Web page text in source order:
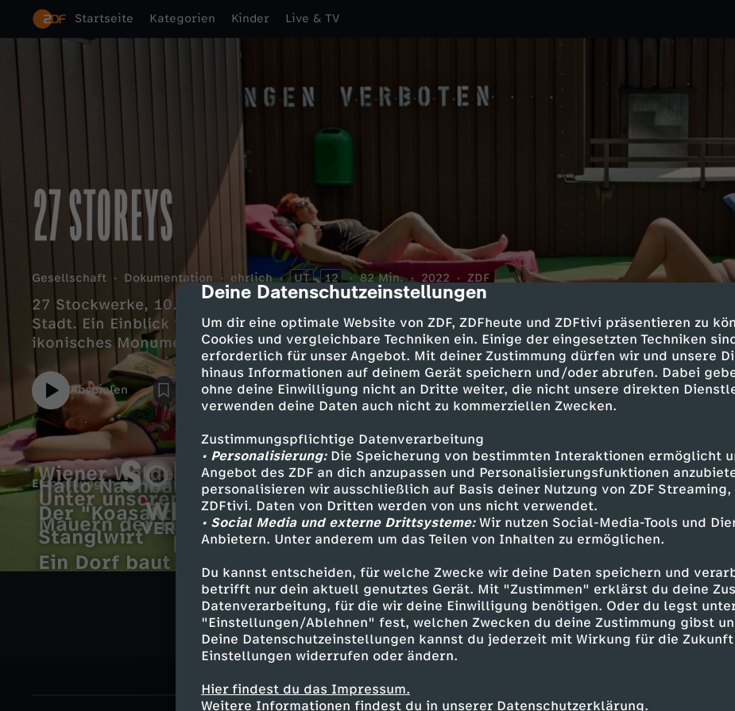
cmp-dialog-description
Deine Datenschutzeinstellungen
Um dir eine optimale Website von ZDF, ZDFheute und ZDFtivi präsentieren zu
Cookies und vergleichbare Techniken ein. Einige der eingesetzten Techniken
erforderlich für unser Angebot. Mit deiner Zustimmung dürfen wir und unsere
hinaus Informationen auf deinem Gerät speichern und/oder abrufen. Dabei
ohne deine Einwilligung nicht an Dritte weiter, die nicht unsere direkten
verwenden deine Daten auch nicht zu kommerziellen Zwecken.
Zustimmungspflichtige Datenverarbeitung
• Personalisierung:Die Speicherung von bestimmten Interaktionen ermöglicht
Angebot des ZDF an dich anzupassen und Personalisierungsfunktionen
personalisieren wir ausschließlich auf Basis deiner Nutzung von ZDF Streaming,
ZDFtivi. Daten von Dritten werden von uns nicht verwendet.
• Social Media und externe Drittsysteme:Wir nutzen Social-Media-Tools und
Anbietern. Unter anderem um das Teilen von Inhalten zu ermöglichen.
Du kannst entscheiden, für welche Zwecke wir deine Daten speichern und
betrifft nur dein aktuell genutztes Gerät. Mit "Zustimmen" erklärst du deine
Datenverarbeitung, für die wir deine Einwilligung benötigen. Oder du legst
"Einstellungen/Ablehnen" fest, welchen Zwecken du deine Zustimmung gibst
Deine Datenschutzeinstellungen kannst du jederzeit mit Wirkung für die
Einstellungen widerrufen oder ändern.
Hier findest du das Impressum.
Weitere Informationen findest du in unserer Datenschutzerklärung.
Startseite Kategorien Kinder Live & TV
Gesellschaft Dokumentation ehrlich UT 12 82 Min. 2022 ZDF
27 Stockwerke, 10.000 Menschen. Eine Dorfgemeinschaft mitten in der
Stadt. Ein Einblick in den weltberühmten Wohnpark Alterlaa in Wien, der als
ikonisches Monument sozialer Utopie gilt.
Abspielen Das kleine Fernsehspiel
Empfehlungen Details
E
m
Wiener Wälder - Grüne Juwele
Almgeschichten aus
Vorarlberg
Hallo Nachbarn!
M
e
i
n
K
Unter unserem Himmel
D
e
r
P
S
o
Noch 7
Wiens verborgene Friedhöfe
Mauern der Freiheit
D
o
p
p
Noch 1
Der "Koasakraxler" und der
Stanglwirt
D
e
u
W
Geschichten
Ein Dorf baut auf New York, New York